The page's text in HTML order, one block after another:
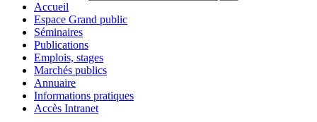
Accueil
Espace Grand public
Séminaires
Publications
Emplois, stages
Marchés publics
Annuaire
Informations pratiques
Accès Intranet